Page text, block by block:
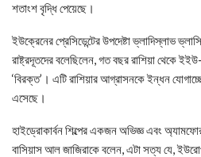
শতাংশ বৃদ্ধি পেয়েছে।
ইউক্রেনের প্রেসিডেন্টের উপদেষ্টা ভ্লাদিস্লাভ
রাষ্ট্রদূতদের বলেছিলেন, গত বছর রাশিয়া থেকে
‘বিরক্ত’। এটি রাশিয়ার আগ্রাসনকে ইন্ধন
এসেছে।
হাইড্রোকার্বন শিল্পের একজন অভিজ্ঞ এবং
বাসিয়াস আল জাজিরাকে বলেন, এটা সত্য যে,